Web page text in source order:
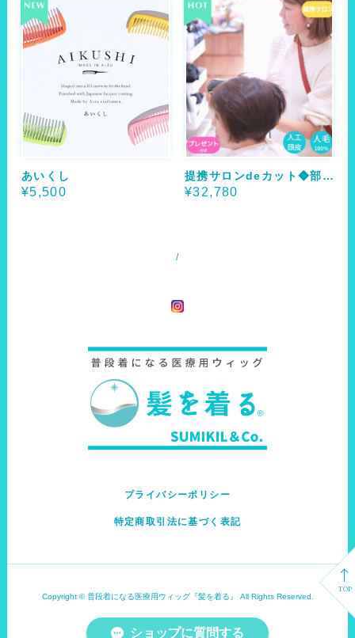
¥5,500
あいくし
¥32,780
提携サロンdeカット◆部分ウィッグ
プライバシーポリシー
特定商取引法に基づく表記
Copyright © 普段着になる医療用ウィッグ『髪を着る』 All Rights Reserved.
TOP
ショップに質問する